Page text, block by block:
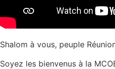
Shalom à vous, peuple
Soyez les bienvenus à la